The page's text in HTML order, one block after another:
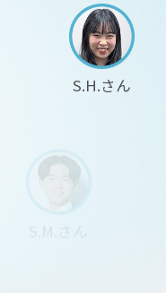
S.H.さん
S.M.さん